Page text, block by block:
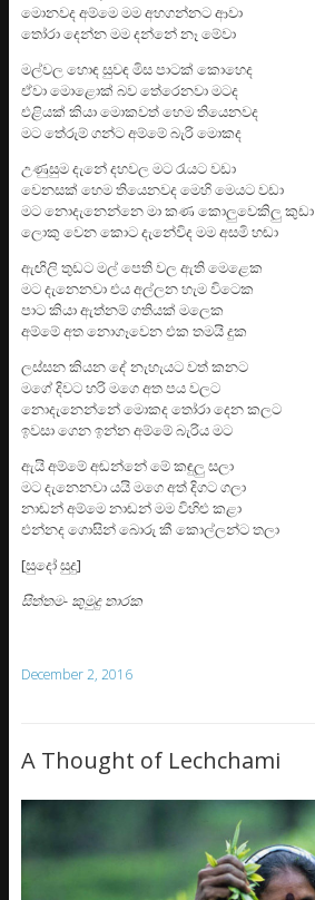
මොනවද අම්මෙ මම අහගන්නට ආවා
තෝරා දෙන්න මම දන්නේ නෑ මේවා
මල්වල හොඳ සුවඳ මිස පාටක් කොහෙද
ඒවා මොළොක් බව තේරෙනවා මටද
එළියක් කියා මොකවත් හෙම තියෙනවද
මට තේරුම් ගන්ට අම්මේ බැරි මොකද
උණුසුම දැනේ දහවල මට රැයට වඩා
වෙනසක් හෙම තියෙනවද මෙහි මෙයට වඩා
මට නොදැනෙන්නෙ මා කණ කොලුවෙකිලු කුඩා
ලොකු වෙන කොට දැනේවිද මම අසමි හඬා
ඇඟිලි තුඩට මල් පෙති වල ඇති මෙළෙක
මට දැනෙනවා එය අල්ලන හැම විටෙක
පාට කියා ඇත්නම් ගතියක් මලෙක
අම්මේ අත නොගෑවෙන එක තමයි දුක
ලස්සන කියන දේ නැහැයට වත් කනට
මගේ දිවට හරි මගෙ අත පය වලට
නොදැනෙන්නේ මොකද තෝරා දෙන කලට
ඉවසා ගෙන ඉන්න අම්මේ බැරිය මට
ඇයි අම්මේ අඬන්නේ මේ කඳුලු සලා
මට දැනෙනවා යයි මගෙ අත් දිගට ගලා
නාඬන් අම්මෙ නාඬන් මම විහිළු කළා
එන්නද ගොසින් බොරු කී කොල්ලන්ට තලා
[සුදෝ සුදු]
සිත්තම- කුමුදු තාරක
December 2, 2016
A Thought of Lechchami